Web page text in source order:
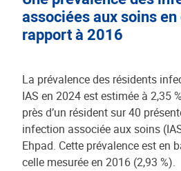
associées aux soins
rapport à 2016
La prévalence des résidents
IAS en 2024 est estimée à 2,35
près d’un résident sur 40
infection associée aux soins
Ehpad. Cette prévalence est en
celle mesurée en 2016 (2,93 %).